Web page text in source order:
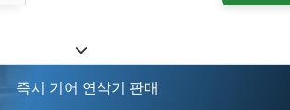
즉시 기어 연삭기 판매